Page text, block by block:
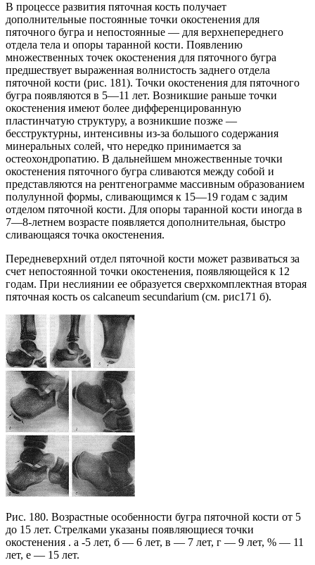
В процессе развития пяточная кость получает
дополнительные постоянные точки окостенения для
пяточного бугра и непостоянные — для верхнепереднего
отдела тела и опоры таранной кости. Появлению
множественных точек окостенения для пяточного бугра
предшествует выраженная волнистость заднего отдела
пяточной кости (рис. 181). Точки окостенения для пяточного
бугра появляются в 5—11 лет. Возникшие раньше точки
окостенения имеют более дифференцированную
пластинчатую структуру, а возникшие позже —
бесструктурны, интенсивны из-за большого содержания
минеральных солей, что нередко принимается за
остеохондропатию. В дальнейшем множественные точки
окостенения пяточного бугра сливаются между собой и
представляются на рентгенограмме массивным образованием
полулунной формы, сливающимся к 15—19 годам с задим
отделом пяточной кости. Для опоры таранной кости иногда в
7—8-летнем возрасте появляется дополнительная, быстро
сливающаяся точка окостенения.
Передневерхний отдел пяточной кости может развиваться за
счет непостоянной точки окостенения, появляющейся к 12
годам. При неслиянии ее образуется сверхкомплектная вторая
пяточная кость os calcaneum secundarium (см. рис171 б).
Рис. 180. Возрастные особенности бугра пяточной кости от 5
до 15 лет. Стрелками указаны появляющиеся точки
окостенения . а -5 лет, б — 6 лет, в — 7 лет, г — 9 лет, % — 11
лет, е — 15 лет.